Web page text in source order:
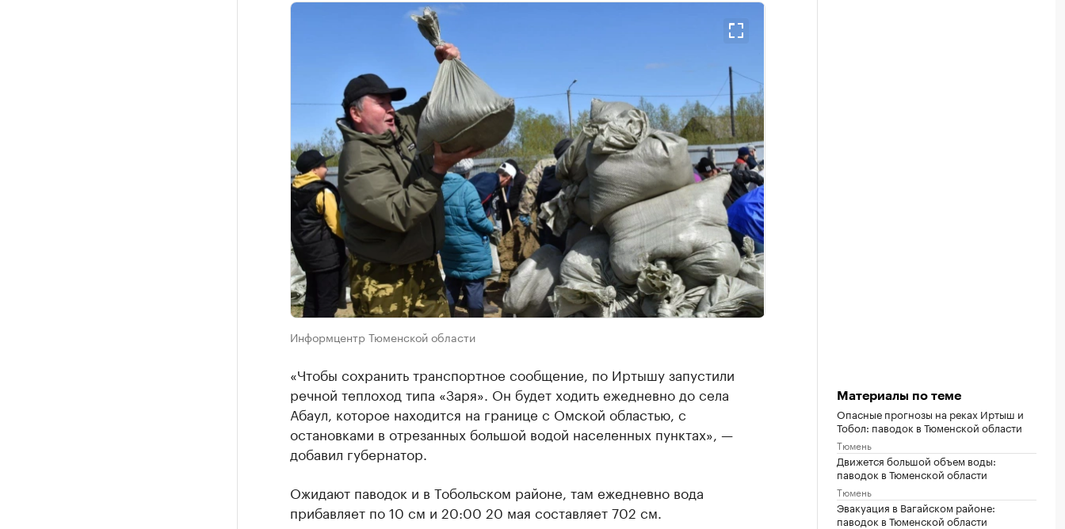
Информцентр Тюменской области
«Чтобы сохранить транспортное сообщение, по Иртышу запустили
речной теплоход типа «Заря». Он будет ходить ежедневно до села
Абаул, которое находится на границе с Омской областью, с
остановками в отрезанных большой водой населенных пунктах», —
добавил губернатор.
Ожидают паводок и в Тобольском районе, там ежедневно вода
прибавляет по 10 см и 20:00 20 мая составляет 702 см.
Материалы по теме
Опасные прогнозы на реках Иртыш и
Тобол: паводок в Тюменской области
Тюмень
Движется большой объем воды:
паводок в Тюменской области
Тюмень
Эвакуация в Вагайском районе:
паводок в Тюменской области